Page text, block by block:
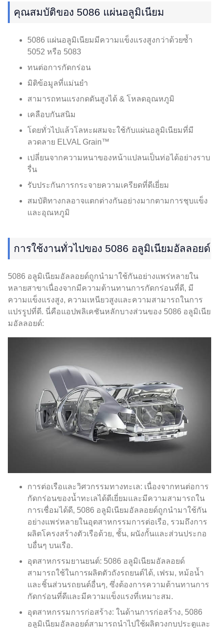
คุณสมบัติของ 5086 แผ่นอลูมิเนียม
5086 แผ่นอลูมิเนียมมีความแข็งแรงสูงกว่าด้วยซ้ำ
5052 หรือ 5083
ทนต่อการกัดกร่อน
มิติข้อมูลที่แม่นยำ
สามารถทนแรงกดดันสูงได้ & โหลดอุณหภูมิ
เคลือบกันสนิม
โดยทั่วไปแล้วโลหะผสมจะใช้กับแผ่นอลูมิเนียมที่มี
ลวดลาย ELVAL Grain™
เปลี่ยนจากความหนาของหน้าแปลนเป็นท่อได้อย่างราบ
รื่น
รับประกันการกระจายความเครียดที่ดีเยี่ยม
สมบัติทางกลอาจแตกต่างกันอย่างมากตามการชุบแข็ง
และอุณหภูมิ
การใช้งานทั่วไปของ 5086 อลูมิเนียมอัลลอยด์
5086 อลูมิเนียมอัลลอยด์ถูกนำมาใช้กันอย่างแพร่หลายใน
หลายสาขาเนื่องจากมีความต้านทานการกัดกร่อนที่ดี, มี
ความแข็งแรงสูง, ความเหนียวสูงและความสามารถในการ
แปรรูปที่ดี. นี่คือแอปพลิเคชันหลักบางส่วนของ 5086 อลูมิเนีย
มอัลลอยด์:
การต่อเรือและวิศวกรรมทางทะเล: เนื่องจากทนต่อการ
กัดกร่อนของน้ำทะเลได้ดีเยี่ยมและมีความสามารถใน
การเชื่อมได้ดี, 5086 อลูมิเนียมอัลลอยด์ถูกนำมาใช้กัน
อย่างแพร่หลายในอุตสาหกรรมการต่อเรือ, รวมถึงการ
ผลิตโครงสร้างตัวเรือด้วย, ชั้น, ผนังกั้นและส่วนประกอ
บอื่นๆ บนเรือ.
อุตสาหกรรมยานยนต์: 5086 อลูมิเนียมอัลลอยด์
สามารถใช้ในการผลิตตัวถังรถยนต์ได้, เฟรม, หม้อน้ำ
และชิ้นส่วนรถยนต์อื่นๆ, ซึ่งต้องการความต้านทานการ
กัดกร่อนที่ดีและมีความแข็งแรงที่เหมาะสม.
อุตสาหกรรมการก่อสร้าง: ในด้านการก่อสร้าง, 5086
อลูมิเนียมอัลลอยด์สามารถนำไปใช้ผลิตวงกบประตูและ